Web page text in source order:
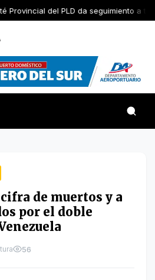
Provincial del PLD da seguimiento a
cifra de muertos y a
por el doble
56